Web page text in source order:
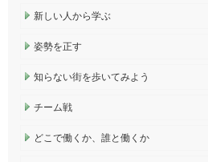
新しい人から学ぶ
姿勢を正す
知らない街を歩いてみよう
チーム戦
どこで働くか、誰と働くか